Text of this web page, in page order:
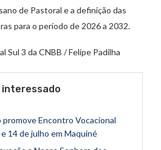
de Pastoral e a definição das
para o período de 2026 a 2032.
Sul 3 da CNBB / Felipe Padilha
interessado
Encontro Vocacional
14 de julho em Maquiné